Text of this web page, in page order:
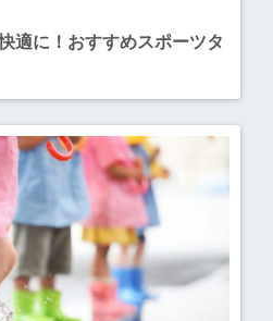
適に！おすすめスポーツタ